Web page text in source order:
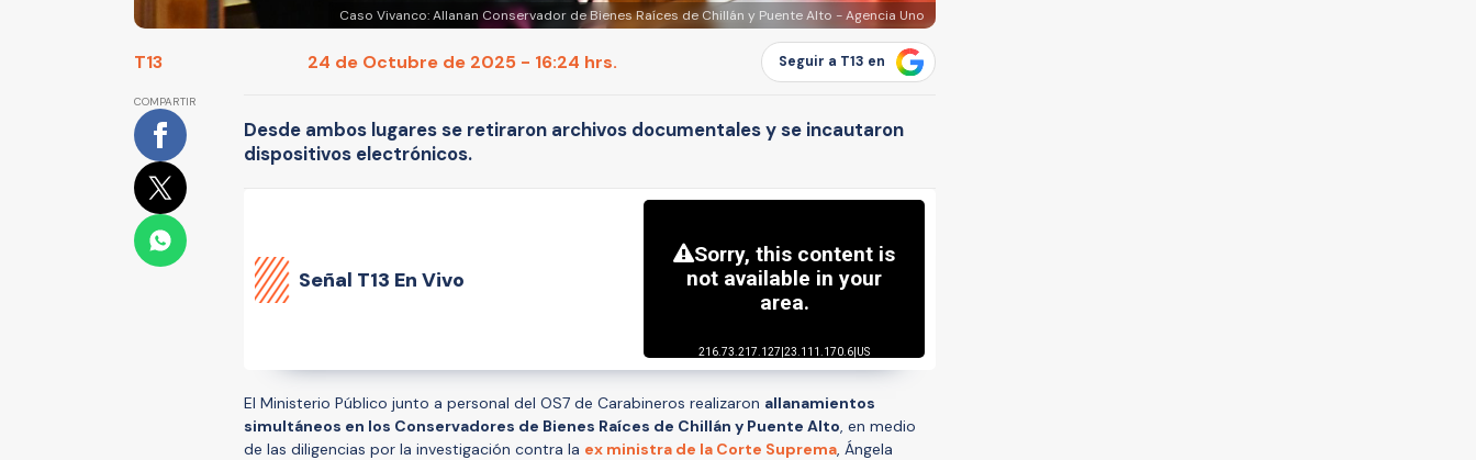
Caso Vivanco: Allanan Conservador de Bienes Raíces de Chillán y Puente Alto - Agencia Uno
T13 24 de Octubre de 2025 - 16:24 hrs. Seguir a T13 en
COMPARTIR
Desde ambos lugares se retiraron archivos documentales y se incautaron
dispositivos electrónicos.
Señal T13 En Vivo
El Ministerio Público junto a personal del OS7 de Carabineros realizaron allanamientos
simultáneos en los Conservadores de Bienes Raíces de Chillán y Puente Alto, en medio
de las diligencias por la investigación contra la ex ministra de la Corte Suprema, Ángela